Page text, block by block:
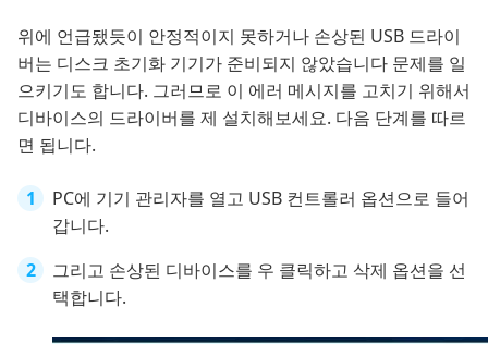
위에 언급됐듯이 안정적이지 못하거나 손상된 USB 드라이
버는 디스크 초기화 기기가 준비되지 않았습니다 문제를 일
으키기도 합니다. 그러므로 이 에러 메시지를 고치기 위해서
디바이스의 드라이버를 제 설치해보세요. 다음 단계를 따르
면 됩니다.
PC에 기기 관리자를 열고 USB 컨트롤러 옵션으로 들어
갑니다.
그리고 손상된 디바이스를 우 클릭하고 삭제 옵션을 선
택합니다.